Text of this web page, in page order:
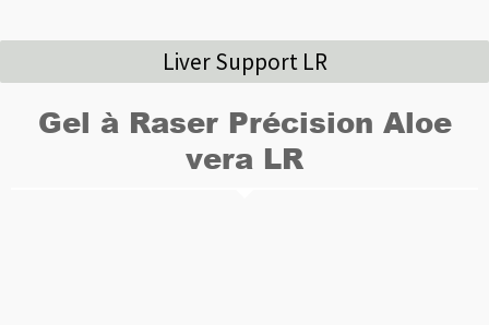
Liver Support LR
Gel à Raser Précision Aloe
vera LR